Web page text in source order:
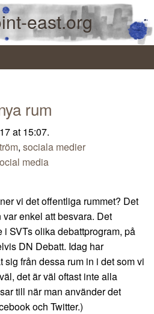
east.org
rum
at 15:07.
, sociala medier
media
vi det offentliga rummet? Det
enkel att besvara. Det
SVTs olika debattprogram, på
DN Debatt. Idag har
från dessa rum in i det som vi
det är väl oftast inte alla
till när man använder det
och Twitter.)